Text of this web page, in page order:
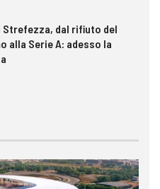
Strefezza, dal rifiuto del
alla Serie A: adesso la